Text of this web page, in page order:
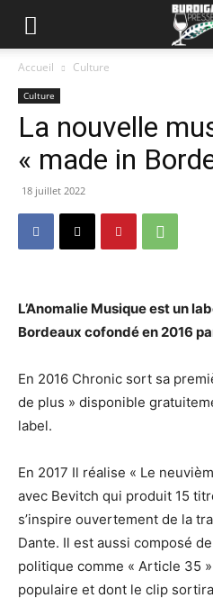
Accueil Culture
Culture
La nouvelle
« made in
18 juillet 2022
L’Anomalie Musique est un
Bordeaux cofondé en 2016
En 2016 Chronic sort sa
de plus » disponible
label.
En 2017 Il réalise « Le
avec Bevitch qui produit 15
s’inspire ouvertement de la
Dante. Il est aussi composé
politique comme « Article 35
populaire et dont le clip